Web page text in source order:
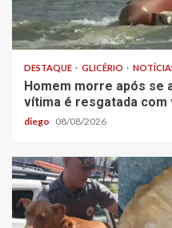
DESTAQUE GLICÉRIO
Homem morre após se
vítima é resgatada com
diego 08/08/2026